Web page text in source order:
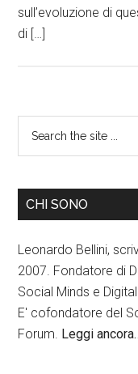
sull’evoluzione di
di […]
CHI SONO
Leonardo Bellini,
2007. Fondatore di
Social Minds e
E' cofondatore del
Forum. Leggi